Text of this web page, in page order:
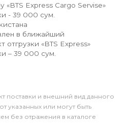
«BTS Express Cargo Servise»
- 39 000 сум.
в ближайший
отгрузки «BTS Express»
– 39 000 сум.
поставки и внешний вид данного
указанных или могут быть
без отражения в каталоге